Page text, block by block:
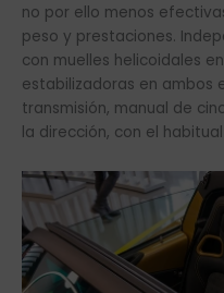
no por ello menos
peso y prestaciones.
con muelles helicoidales
estabilizadoras en ambos
transmisión, manual de
la dirección, con el